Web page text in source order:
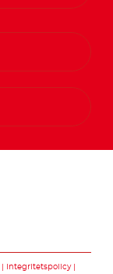
Integritetspolicy